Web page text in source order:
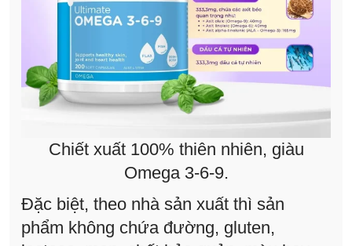
Chiết xuất 100% thiên nhiên, giàu
Omega 3-6-9.
Đặc biệt, theo nhà sản xuất thì sản
phẩm không chứa đường, gluten,